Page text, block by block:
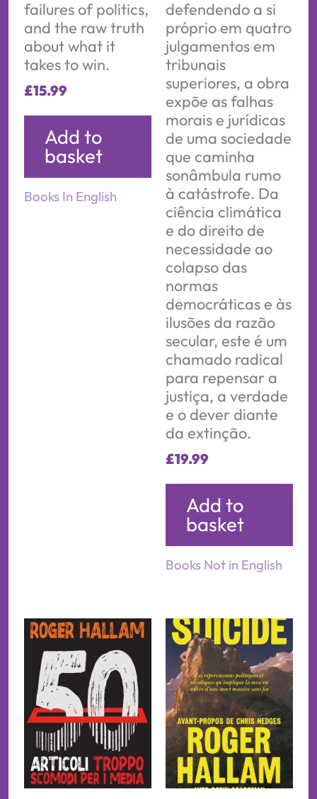
failures of politics,
and the raw truth
about what it
takes to win.
£15.99
Add to
basket
Books In English
defendendo a si
próprio em quatro
julgamentos em
tribunais
superiores, a obra
expõe as falhas
morais e jurídicas
de uma sociedade
que caminha
sonâmbula rumo
à catástrofe. Da
ciência climática
e do direito de
necessidade ao
colapso das
normas
democráticas e às
ilusões da razão
secular, este é um
chamado radical
para repensar a
justiça, a verdade
e o dever diante
da extinção.
£19.99
Add to
basket
Books Not in English